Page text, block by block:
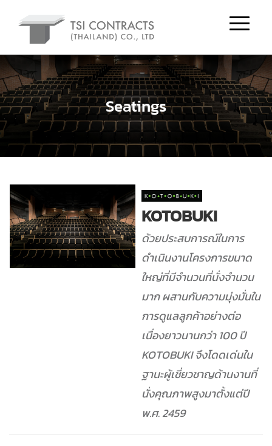
Seatings
KOTOBUKI
ด้วยประสบการณ์ในการ
ดำเนินงานโครงการขนาด
ใหญ่ที่มีจำนวนที่นั่งจำนวน
มาก ผสานกับความมุ่งมั่นใน
การดูแลลูกค้าอย่างต่อ
เนื่องยาวนานกว่า 100 ปี
KOTOBUKI จึงโดดเด่นใน
ฐานะผู้เชี่ยวชาญด้านงานที่
นั่งคุณภาพสูงมาตั้งแต่ปี
พ.ศ. 2459